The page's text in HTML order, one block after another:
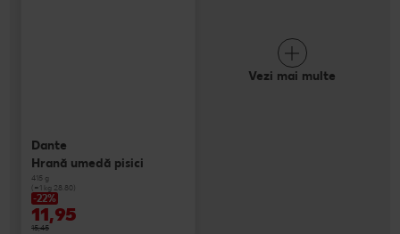
Dante
Hrană umedă pisici
415 g
(=1 kg 28.80)
-22%
11,95
15,45
Vezi mai multe